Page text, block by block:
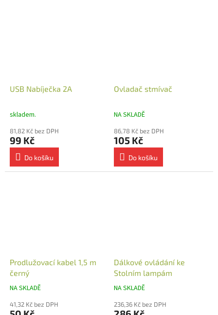
USB Nabíječka 2A
skladem.
81,82 Kč bez DPH
99 Kč
Do košíku
Ovladač stmívač
NA SKLADĚ
86,78 Kč bez DPH
105 Kč
Do košíku
Prodlužovací kabel 1,5 m
černý
NA SKLADĚ
41,32 Kč bez DPH
Dálkové ovládání ke
Stolním lampám
NA SKLADĚ
236,36 Kč bez DPH